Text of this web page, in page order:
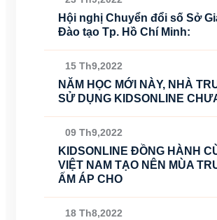
Hội nghị Chuyển đổi số Sở
Đào tạo Tp. Hồ Chí Minh:
15 Th9,2022
NĂM HỌC MỚI NÀY, NHÀ
SỬ DỤNG KIDSONLINE
09 Th9,2022
KIDSONLINE ĐỒNG HÀNH
VIỆT NAM TẠO NÊN MÙA
ẤM ÁP CHO
18 Th8,2022